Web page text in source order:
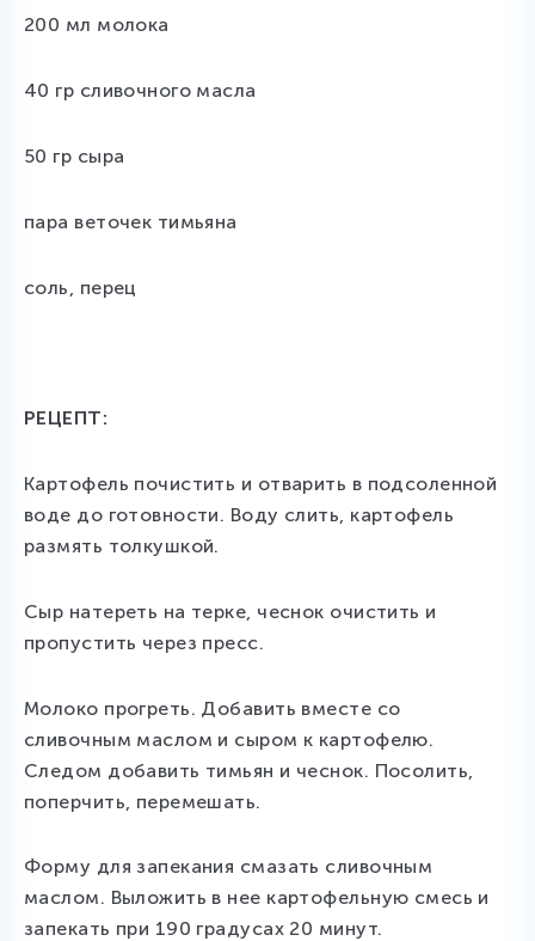
200 мл молока
40 гр сливочного масла
50 гр сыра
пара веточек тимьяна
соль, перец
РЕЦЕПТ:
Картофель почистить и отварить в подсоленной
воде до готовности. Воду слить, картофель
размять толкушкой.
Сыр натереть на терке, чеснок очистить и
пропустить через пресс.
Молоко прогреть. Добавить вместе со
сливочным маслом и сыром к картофелю.
Следом добавить тимьян и чеснок. Посолить,
поперчить, перемешать.
Форму для запекания смазать сливочным
маслом. Выложить в нее картофельную смесь и
запекать при 190 градусах 20 минут.